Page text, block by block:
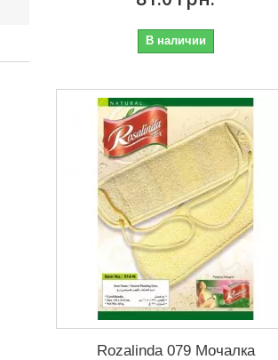
В наличии
Rozalinda 079 Мочалка